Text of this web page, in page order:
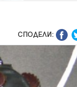
СПОДЕЛИ: